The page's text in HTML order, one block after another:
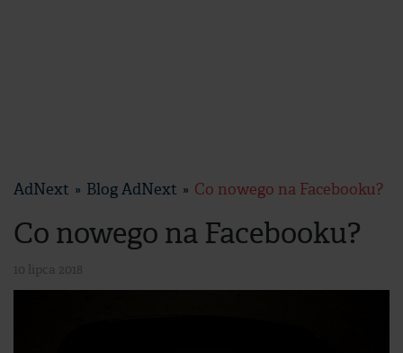
AdNext Blog AdNext Co nowego na Facebooku?
Co nowego na Facebooku?